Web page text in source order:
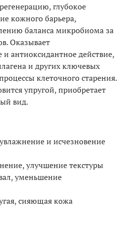
глубокое
кожного барьера,
баланса микробиома за
Оказывает
антиоксидантное действие,
и других ключевых
клеточного старения.
упругой, приобретает
вид.
и исчезновение
улучшение текстуры
уменьшение
сияющая кожа